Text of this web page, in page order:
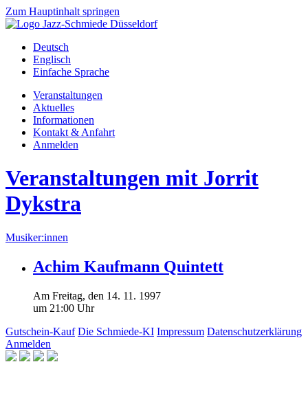
Zum Hauptinhalt springen
Deutsch
Englisch
Einfache Sprache
Veranstaltungen
Aktuelles
Informationen
Kontakt & Anfahrt
Anmelden
Veranstaltungen mit Jorrit
Dykstra
Musiker:innen
Achim Kaufmann Quintett
Am Freitag, den 14. 11. 1997
um 21:00 Uhr
Gutschein-Kauf Die Schmiede-KI Impressum Datenschutzerklärung
Anmelden